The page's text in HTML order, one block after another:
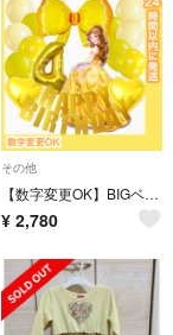
その他
【数字変更OK】BIGベル BIGリボン 風船 誕生日 豪華バルーン 金色４
¥ 2,780